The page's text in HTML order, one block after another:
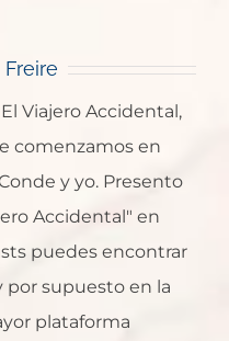
Viajero Accidental,
comenzamos en
y yo. Presento
Accidental" en
puedes encontrar
por supuesto en la
plataforma